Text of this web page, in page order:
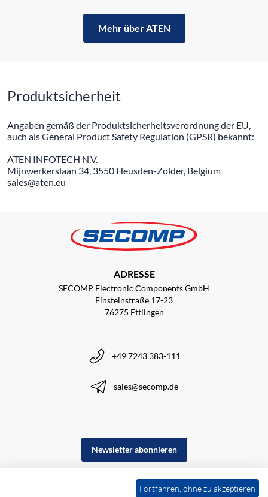
Mehr über ATEN
Produktsicherheit
Angaben gemäß der Produktsicherheitsverordnung der EU,
auch als General Product Safety Regulation (GPSR) bekannt:
ATEN INFOTECH N.V.
Mijnwerkerslaan 34, 3550 Heusden-Zolder, Belgium
sales@aten.eu
ADRESSE
SECOMP Electronic Components GmbH
Einsteinstraße 17-23
76275 Ettlingen
+49 7243 383-111
sales@secomp.de
Newsletter abonnieren
Fortfahren, ohne zu akzeptieren